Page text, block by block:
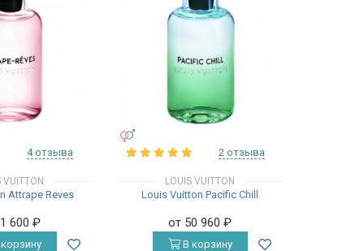
4 отзыва
VUITTON
Attrape Reves
600₽
2 отзыва
LOUIS VUITTON
Louis Vuitton Pacific Chill
от 50 960₽
В корзину